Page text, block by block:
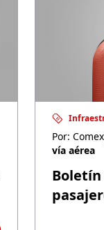
Por:
vía aérea